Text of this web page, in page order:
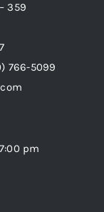
359
766-5099
pm